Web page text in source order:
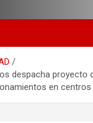
despacha proyecto
en centros